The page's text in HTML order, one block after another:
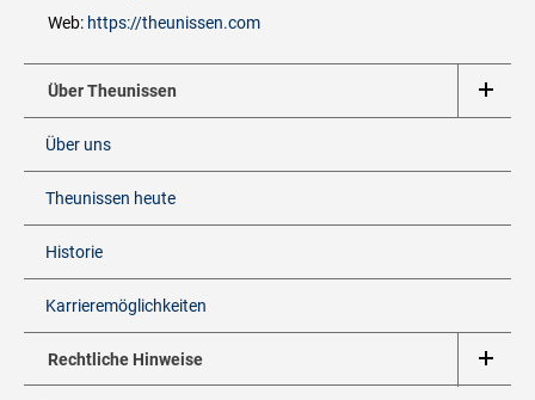
Web: https://theunissen.com
Über Theunissen
Über uns
Theunissen heute
Historie
Karrieremöglichkeiten
Rechtliche Hinweise